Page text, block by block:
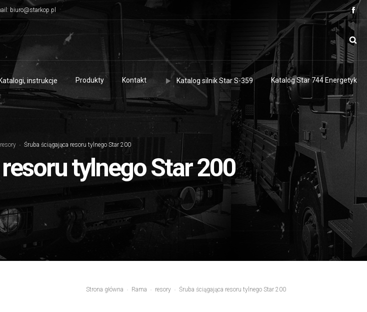
biuro@starkop.pl
instrukcje Produkty Kontakt Katalog silnik Star S-359 Katalog Star 744 Energetyk
resory Śruba ściągająca resoru tylnego Star 200
tylnego Star 200
Strona główna Rama resory Śruba ściągająca resoru tylnego Star 200